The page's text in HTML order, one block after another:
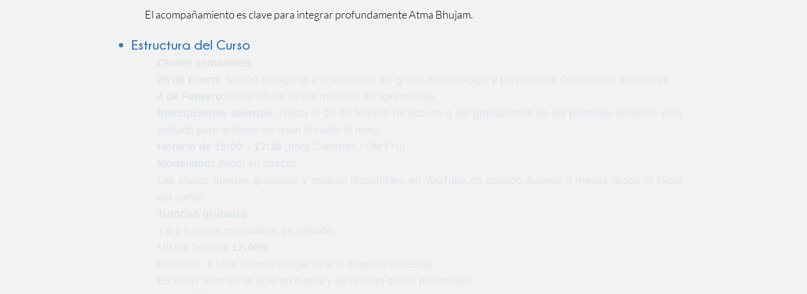
El acompañamiento es clave para integrar profundamente Atma Bhujam.
Estructura del Curso